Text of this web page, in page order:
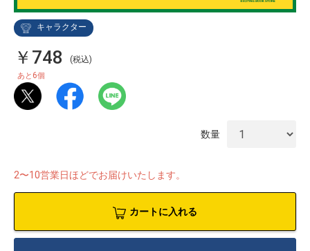
キャラクター
￥748 (税込)
あと 6個
数量
2〜10営業日ほどでお届けいたします。
カートに入れる